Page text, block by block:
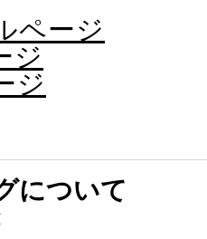
ページ
ジ
ジ
について